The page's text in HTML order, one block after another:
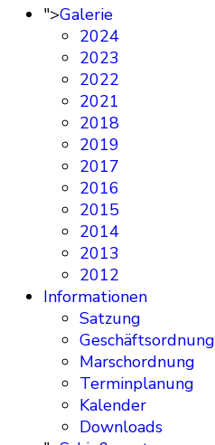
">Galerie
2024
2023
2022
2021
2018
2019
2017
2016
2015
2014
2013
2012
Informationen
Satzung
Geschäftsordnung
Marschordnung
Terminplanung
Kalender
Downloads